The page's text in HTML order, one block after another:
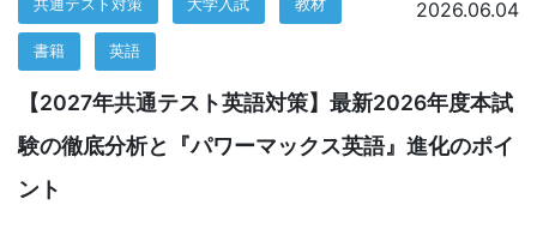
け
サ
ー
ビ
共通テスト対策 大学入試 教材
書籍 英語
2026.06.04
【2027年共通テスト英語対策】最新2026年度本試
験の徹底分析と『パワーマックス英語』進化のポイ
ント